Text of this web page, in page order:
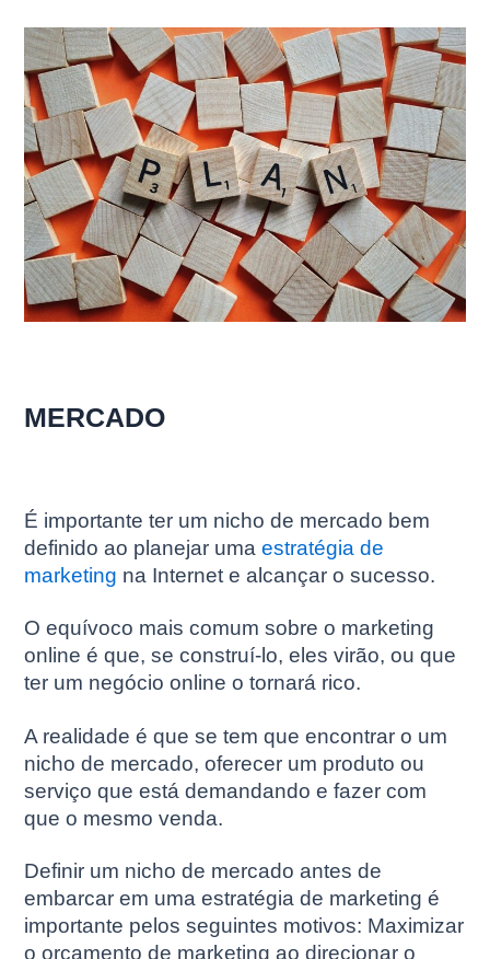
MERCADO
É importante ter um nicho de mercado bem
definido ao planejar umaestratégia de
marketing na Internet e alcançar o sucesso.
O equívoco mais comum sobre o marketing
online é que, se construí-lo, eles virão, ou que
ter um negócio online o tornará rico.
A realidade é que se tem que encontrar o um
nicho de mercado, oferecer um produto ou
serviço que está demandando e fazer com
que o mesmo venda.
Definir um nicho de mercado antes de
embarcar em uma estratégia de marketing é
importante pelos seguintes motivos: Maximizar
o orçamento de marketing ao direcionar o